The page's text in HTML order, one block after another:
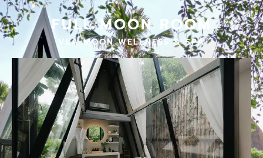
FULL MOON ROOM
VLA MOON WELLNESS & SPA